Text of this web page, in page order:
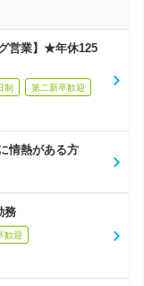
営業】★年休125
制 第二新卒歓迎
情熱がある方
務
歓迎